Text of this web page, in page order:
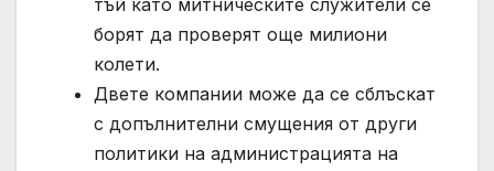
тъй като митническите служители се
борят да проверят още милиони
колети.
Двете компании може да се сблъскат
с допълнителни смущения от други
политики на администрацията на